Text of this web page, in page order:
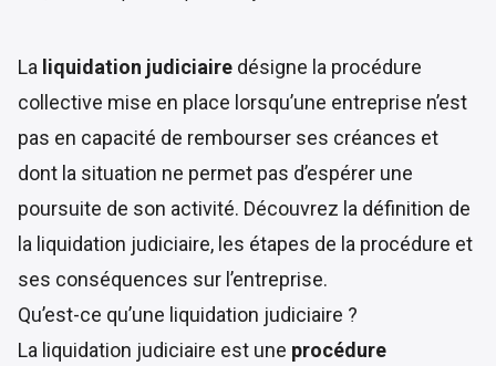
La liquidation judiciaire désigne la procédure
collective mise en place lorsqu’une entreprise n’est
pas en capacité de rembourser ses créances et
dont la situation ne permet pas d’espérer une
poursuite de son activité. Découvrez la définition de
la liquidation judiciaire, les étapes de la procédure et
ses conséquences sur l’entreprise.
Qu’est-ce qu’une liquidation judiciaire ?
La liquidation judiciaire est une procédure